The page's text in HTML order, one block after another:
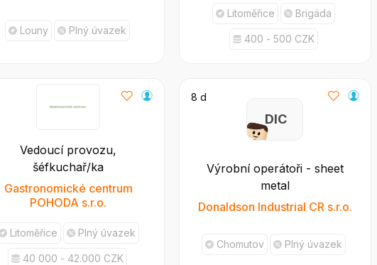
Louny Plný úvazek
Litoměřice Brigáda
400 - 500 CZK
Vedoucí provozu,
šéfkuchař/ka
Gastronomické centrum
POHODA s.r.o.
Litoměřice Plný úvazek
40 000 - 42.000 CZK
8 d
D I C
Výrobní operátoři - sheet
metal
Donaldson Industrial CR s.r.o.
Chomutov Plný úvazek